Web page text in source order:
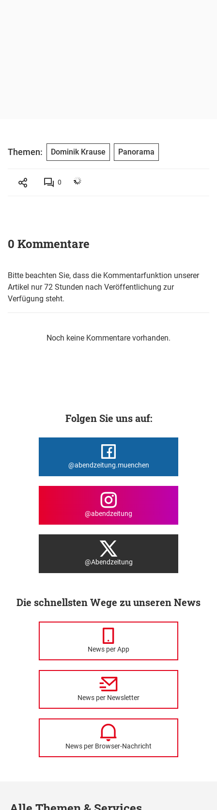
Themen: Dominik Krause Panorama
0
0 Kommentare
Bitte beachten Sie, dass die Kommentarfunktion unserer
Artikel nur 72 Stunden nach Veröffentlichung zur
Verfügung steht.
Noch keine Kommentare vorhanden.
Folgen Sie uns auf:
@abendzeitung.muenchen
@abendzeitung
@Abendzeitung
Die schnellsten Wege zu unseren News
News per App
News per Newsletter
News per Browser-Nachricht